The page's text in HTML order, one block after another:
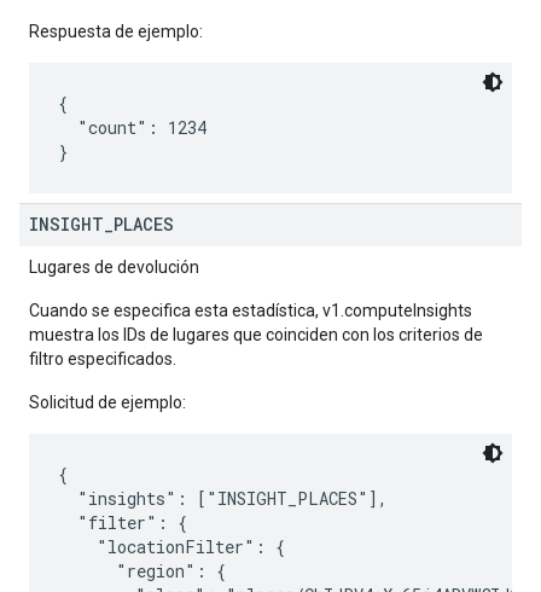
Respuesta de ejemplo:
{
  "count": 1234
INSIGHT PLACES
Lugares de devolución
Cuando se especifica esta estadística, v1.computeInsights
muestra los IDs de lugares que coinciden con los criterios de
filtro especificados.
Solicitud de ejemplo:
{
  "insights": ["INSIGHT_PLACES"],
  "filter": {
    "locationFilter": {
      "region": {